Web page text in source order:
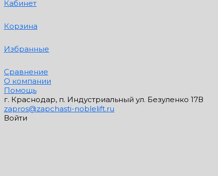
Кабинет
Корзина
Избранные
Сравнение
О компании
Помощь
г. Краснодар, п. Индустриальный ул. Безуленко 17В
zapros@zapchasti-noblelift.ru
Войти